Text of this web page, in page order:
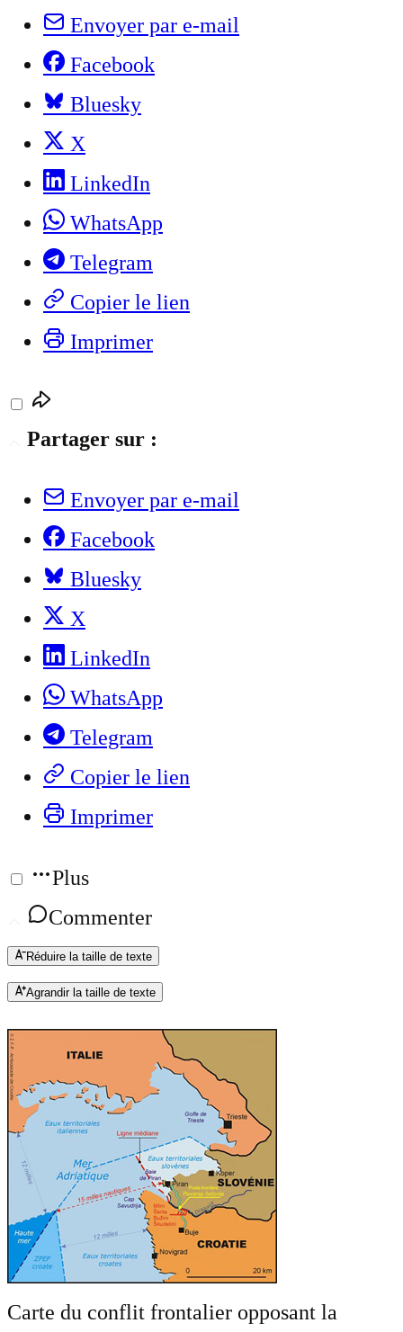
Envoyer par e-mail
Facebook
Bluesky
X
LinkedIn
WhatsApp
Telegram
Copier le lien
Imprimer
Partager sur :
Envoyer par e-mail
Facebook
Bluesky
X
LinkedIn
WhatsApp
Telegram
Copier le lien
Imprimer
Plus
Commenter
Réduire la taille de texte
Agrandir la taille de texte
Carte du conflit frontalier opposant la